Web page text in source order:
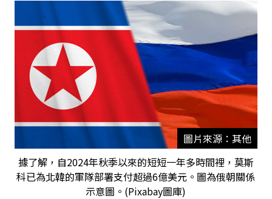
圖片來源：其他
據了解，自2024年秋季以來的短短一年多時間裡，莫斯
科已為北韓的軍隊部署支付超過6億美元。圖為俄朝關係
示意圖。(Pixabay圖庫)